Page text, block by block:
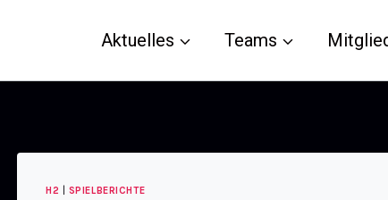
Aktuelles Teams
H2 SPIELBERICHTE